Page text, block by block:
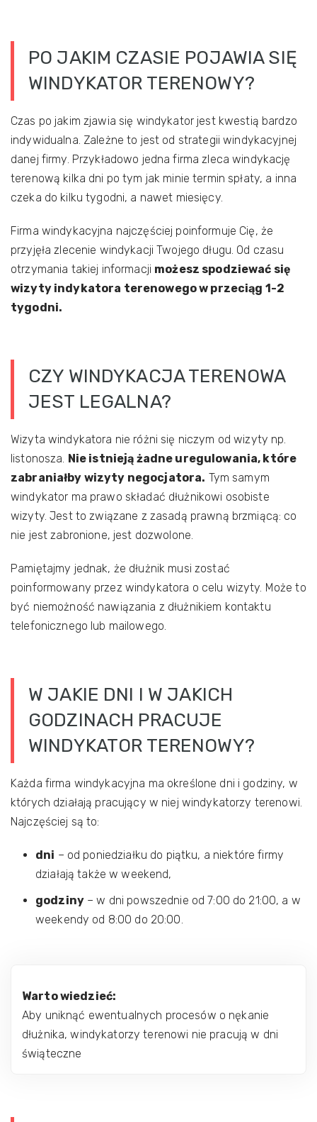
PO JAKIM CZASIE POJAWIA SIĘ
WINDYKATOR TERENOWY?
Czas po jakim zjawia się windykator jest kwestią bardzo
indywidualna. Zależne to jest od strategii windykacyjnej
danej firmy. Przykładowo jedna firma zleca windykację
terenową kilka dni po tym jak minie termin spłaty, a inna
czeka do kilku tygodni, a nawet miesięcy.
Firma windykacyjna najczęściej poinformuje Cię, że
przyjęła zlecenie windykacji Twojego długu. Od czasu
otrzymania takiej informacji możesz spodziewać się
wizyty indykatora terenowego w przeciąg 1-2
tygodni.
CZY WINDYKACJA TERENOWA
JEST LEGALNA?
Wizyta windykatora nie różni się niczym od wizyty np.
listonosza. Nie istnieją żadne uregulowania, które
zabraniałby wizyty negocjatora. Tym samym
windykator ma prawo składać dłużnikowi osobiste
wizyty. Jest to związane z zasadą prawną brzmiącą: co
nie jest zabronione, jest dozwolone.
Pamiętajmy jednak, że dłużnik musi zostać
poinformowany przez windykatora o celu wizyty. Może to
być niemożność nawiązania z dłużnikiem kontaktu
telefonicznego lub mailowego.
W JAKIE DNI I W JAKICH
GODZINACH PRACUJE
WINDYKATOR TERENOWY?
Każda firma windykacyjna ma określone dni i godziny, w
których działają pracujący w niej windykatorzy terenowi.
Najczęściej są to:
dni – od poniedziałku do piątku, a niektóre firmy
działają także w weekend,
godziny – w dni powszednie od 7:00 do 21:00, a w
weekendy od 8:00 do 20:00.
Warto wiedzieć:
Aby uniknąć ewentualnych procesów o nękanie
dłużnika, windykatorzy terenowi nie pracują w dni
świąteczne